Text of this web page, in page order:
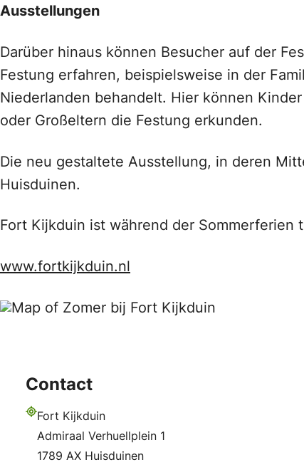
Ausstellungen
Darüber hinaus können Besucher auf der
Festung erfahren, beispielsweise in der
Niederlanden behandelt. Hier können
oder Großeltern die Festung erkunden.
Die neu gestaltete Ausstellung, in deren
Huisduinen.
Fort Kijkduin ist während der
www.fortkijkduin.nl
Contact
Fort Kijkduin
Admiraal Verhuellplein 1
1789 AX Huisduinen